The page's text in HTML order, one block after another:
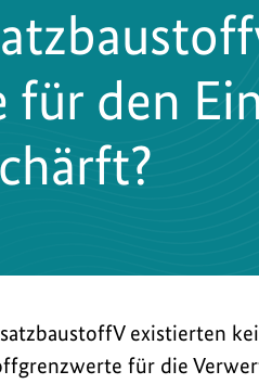
den
existierten
für die